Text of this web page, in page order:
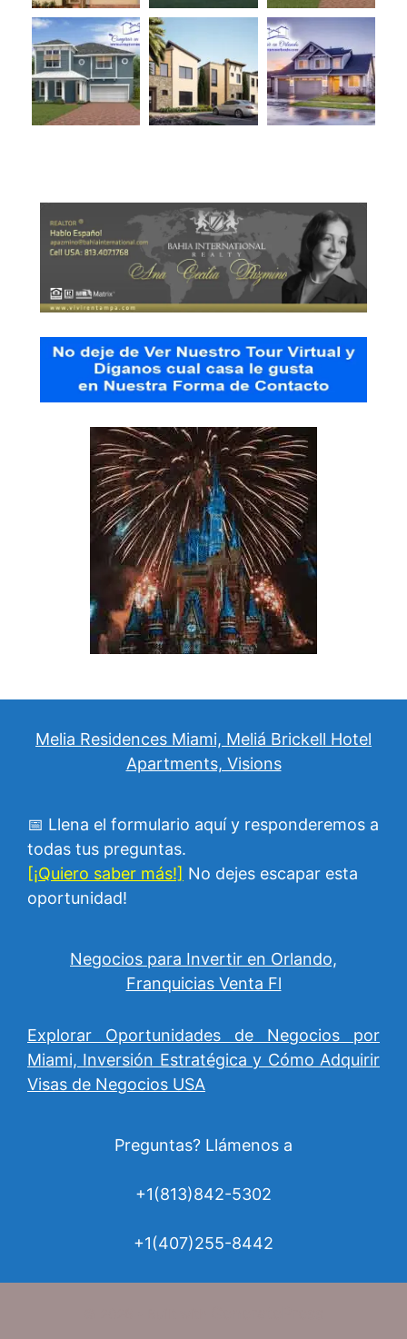
Melia Residences Miami, Meliá Brickell Hotel
Apartments, Visions
📅 Llena el formulario aquí y responderemos a
todas tus preguntas.
[¡Quiero saber más!] No dejes escapar esta
oportunidad!
Negocios para Invertir en Orlando,
Franquicias Venta Fl
Explorar Oportunidades de Negocios por
Miami, Inversión Estratégica y Cómo Adquirir
Visas de Negocios USA
Preguntas? Llámenos a
+1(813)842-5302
+1(407)255-8442